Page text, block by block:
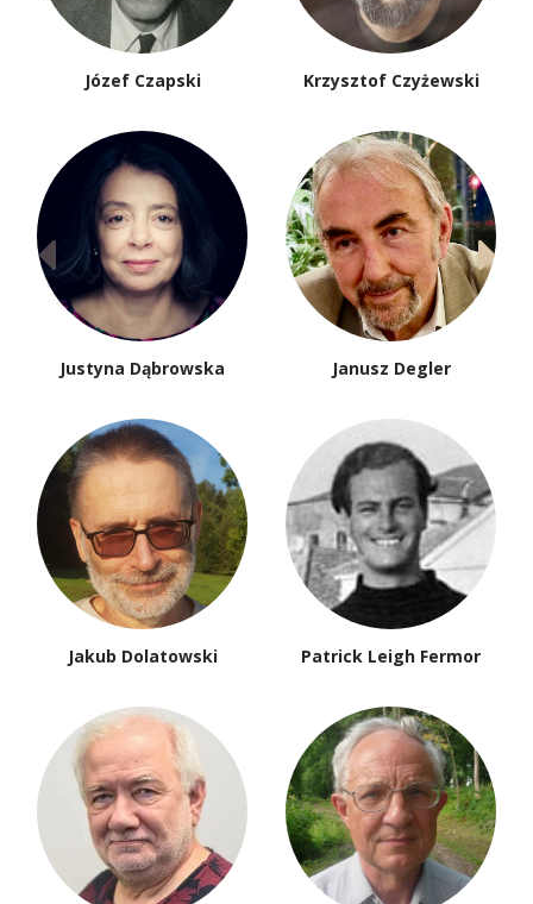
Józef Czapski Krzysztof Czyżewski
Justyna Dąbrowska Janusz Degler
Jakub Dolatowski Patrick Leigh Fermor